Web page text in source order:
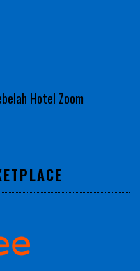
Hotel Zoom